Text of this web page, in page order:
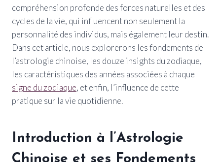
compréhension profonde des forces naturelles et des
cycles de la vie, qui influencent non seulement la
personnalité des individus, mais également leur destin.
Dans cet article, nous explorerons les fondements de
l’astrologie chinoise, les douze insights du zodiaque,
les caractéristiques des années associées à chaque
signe du zodiaque, et enfin, l’influence de cette
pratique sur la vie quotidienne.
Introduction à l’Astrologie
Chinoise et ses Fondements